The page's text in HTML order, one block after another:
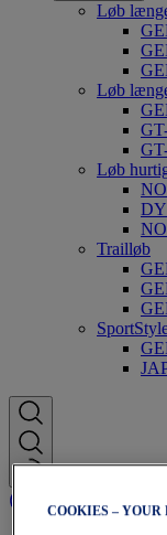
Løb
Løb
Løb
Trailløb
COOKIES –